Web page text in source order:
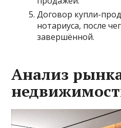
Договор купли-
нотариуса, после
завершённой.
Анализ